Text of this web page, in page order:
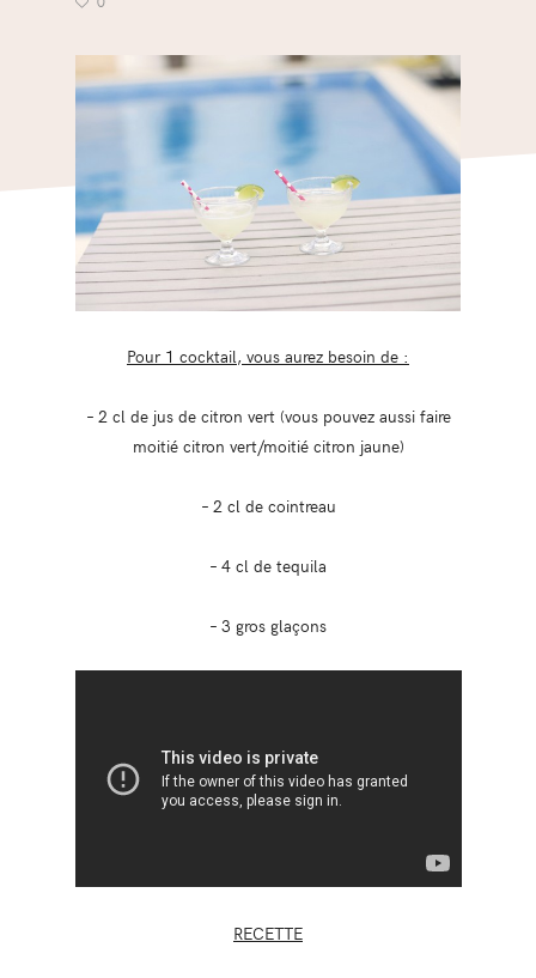
Pour 1 cocktail, vous aurez besoin de :
– 2 cl de jus de citron vert (vous pouvez aussi faire
moitié citron vert/moitié citron jaune)
– 2 cl de cointreau
– 4 cl de tequila
– 3 gros glaçons
RECETTE